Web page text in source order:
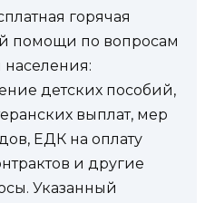
горячая
помощи по вопросам
детских пособий,
выплат, мер
ЕДК на оплату
и другие
Указанный